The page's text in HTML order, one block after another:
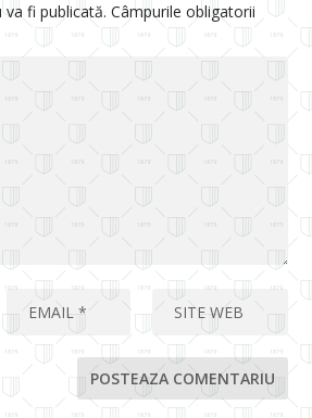
va fi publicată. Câmpurile obligatorii